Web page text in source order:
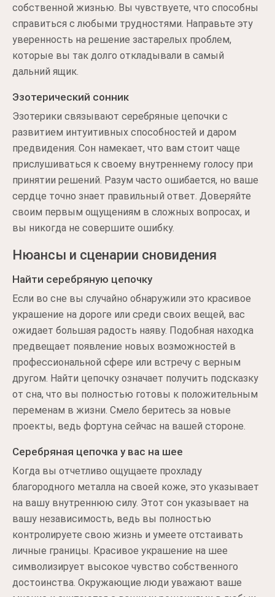
собственной жизнью. Вы чувствуете, что способны
справиться с любыми трудностями. Направьте эту
уверенность на решение застарелых проблем,
которые вы так долго откладывали в самый
дальний ящик.
Эзотерический сонник
Эзотерики связывают серебряные цепочки с
развитием интуитивных способностей и даром
предвидения. Сон намекает, что вам стоит чаще
прислушиваться к своему внутреннему голосу при
принятии решений. Разум часто ошибается, но ваше
сердце точно знает правильный ответ. Доверяйте
своим первым ощущениям в сложных вопросах, и
вы никогда не совершите ошибку.
Нюансы и сценарии сновидения
Найти серебряную цепочку
Если во сне вы случайно обнаружили это красивое
украшение на дороге или среди своих вещей, вас
ожидает большая радость наяву. Подобная находка
предвещает появление новых возможностей в
профессиональной сфере или встречу с верным
другом. Найти цепочку означает получить подсказку
от сна, что вы полностью готовы к положительным
переменам в жизни. Смело беритесь за новые
проекты, ведь фортуна сейчас на вашей стороне.
Серебряная цепочка у вас на шее
Когда вы отчетливо ощущаете прохладу
благородного металла на своей коже, это указывает
на вашу внутреннюю силу. Этот сон указывает на
вашу независимость, ведь вы полностью
контролируете свою жизнь и умеете отстаивать
личные границы. Красивое украшение на шее
символизирует высокое чувство собственного
достоинства. Окружающие люди уважают ваше